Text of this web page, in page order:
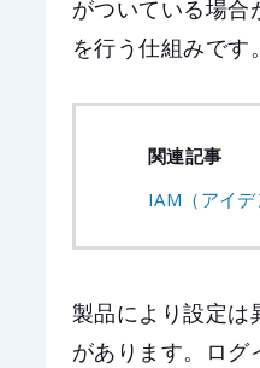
がついている場合
を行う仕組みです
関連記事
IAM（アイ
製品により設定は
があります。ログ